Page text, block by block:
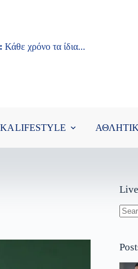
Κάθε χρόνο τα ίδια...
LIFESTYLE